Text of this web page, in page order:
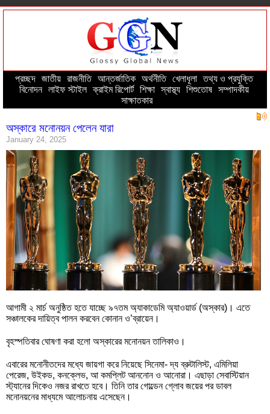
প্রচ্ছদ-- জাতীয়-- রাজনীতি-- আন্তর্জাতিক-- অর্থনীতি-- খেলাধূলা--তথ্য ও প্রযুক্তি--
বিনোদন-- লাইফ স্টাইল--ক্রাইম রিপোর্ট-- শিক্ষা--স্বাস্থ্য-- শিশুতোষ-- সম্পাদকীয়--
সাক্ষাতকার
অস্কারে মনোনয়ন পেলেন যারা
January 24, 2025
আগামী ২ মার্চ অনুষ্ঠিত হতে যাচ্ছে ৯৭তম অ্যাকাডেমি অ্যাওয়ার্ড (অস্কার)। এতে
সঞ্চালকের দায়িত্ব পালন করবেন কোনান ও’ব্রায়েন।
বৃহস্পতিবার ঘোষণা করা হলো অস্কারের মনোনয়ন তালিকাও।
এবারের মনোনীতদের মধ্যে জায়গা করে নিয়েছে সিনেমা- দ্য ব্রুটালিস্ট, এমিলিয়া
পেরেজ, উইকড, কনক্লেভ, আ কমপ্লিট আননোন ও আনোরা। এছাড়া সেবাস্টিয়ান
স্ট্যানের দিকেও নজর রাখতে হবে। তিনি তার গোল্ডেন গ্লোব জয়ের পর ডাবল
মনোনয়নের মাধ্যমে আলোচনায় এসেছেন।